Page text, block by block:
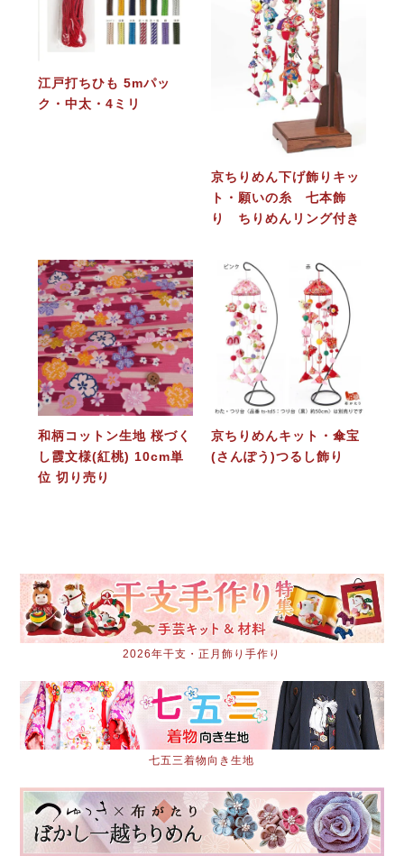
江戸打ちひも 5mパッ
ク・中太・4ミリ
京ちりめん下げ飾りキッ
ト・願いの糸 七本飾
り ちりめんリング付き
和柄コットン生地 桜づく
し霞文様(紅桃) 10cm単
位 切り売り
京ちりめんキット・傘宝
(さんぽう)つるし飾り
2026年干支・正月飾り手作り
七五三着物向き生地